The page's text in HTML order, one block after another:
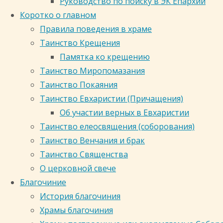
Коротко о главном
Правила поведения в храме
Таинство Крещения
Памятка ко крещению
Таинство Миропомазания
Таинство Покаяния
Таинство Евхаристии (Причащения)
Об участии верных в Евхаристии
Таинство елеосвящения (соборования)
Таинство Венчания и брак
Таинство Священства
О церковной свече
Благочиние
История благочиния
Храмы благочиния
Церкви
отклика
на
социальные
и
духовно-
нравственные
вопросы,
которые
встают
в наше
время.
Очень
активизировалось
отношение
государства